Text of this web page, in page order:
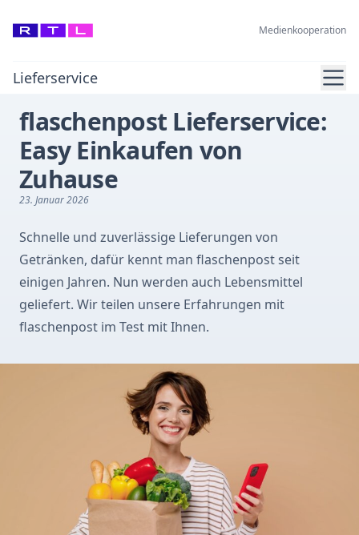
Medienkooperation
Lieferservice
flaschenpost Lieferservice:
Easy Einkaufen von
Zuhause
23. Januar 2026
Schnelle und zuverlässige Lieferungen von
Getränken, dafür kennt man flaschenpost seit
einigen Jahren. Nun werden auch Lebensmittel
geliefert. Wir teilen unsere Erfahrungen mit
flaschenpost im Test mit Ihnen.